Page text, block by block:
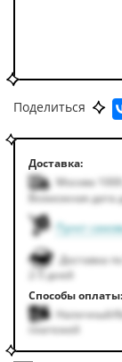
Поделиться
Доставка:
Москва
Возможная дата
Пункт
Доставка
2-5 дней
Способы оплаты:
Наличный/
платежей